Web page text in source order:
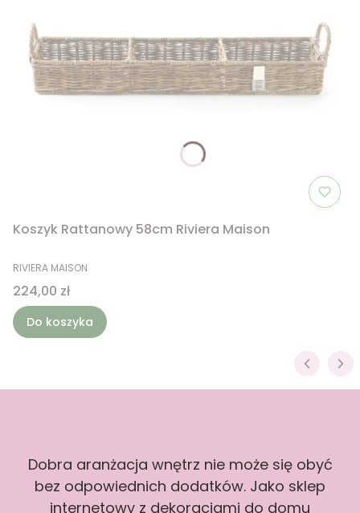
Koszyk Rattanowy 58cm Riviera Maison
PRODUCENT
RIVIERA MAISON
Cena
224,00 zł
Do koszyka
Dobra aranżacja wnętrz nie może się obyć
bez odpowiednich dodatków. Jako sklep
internetowy z dekoracjami do domu